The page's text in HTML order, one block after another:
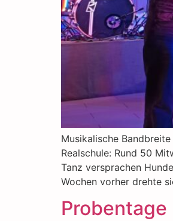
Musikalische
Realschule: Rund 50
Tanz versprachen
Wochen vorher drehte
Probentage